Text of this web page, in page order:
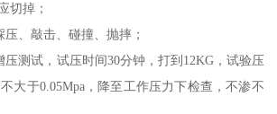
切掉；
、敲击、碰撞、抛摔；
压测试，试压时间30分钟，打到12KG，试验压
大于0.05Mpa，降至工作压力下检查，不渗不